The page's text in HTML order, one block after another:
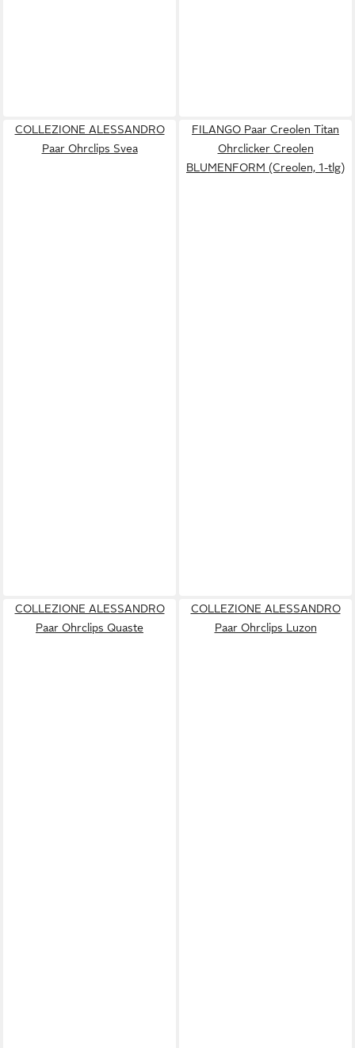
COLLEZIONE ALESSANDRO
Paar Ohrclips Svea
FILANGO Paar Creolen Titan
Ohrclicker Creolen
BLUMENFORM (Creolen, 1-tlg)
COLLEZIONE ALESSANDRO
Paar Ohrclips Quaste
COLLEZIONE ALESSANDRO
Paar Ohrclips Luzon